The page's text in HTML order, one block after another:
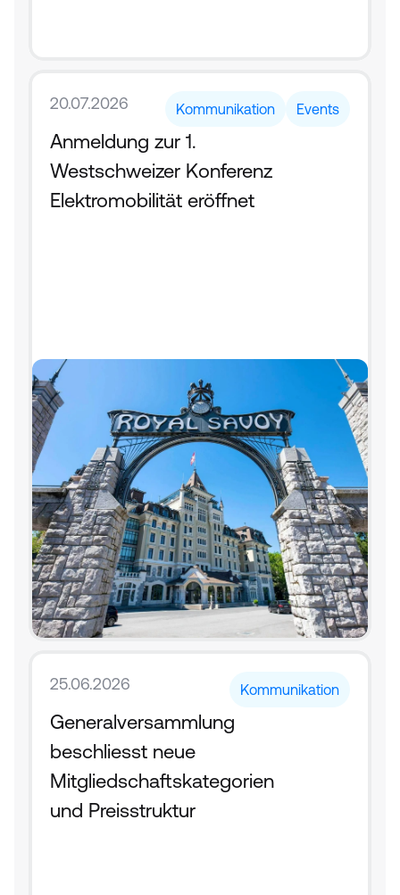
20.07.2026 Kommunikation Events
Anmeldung zur 1.
Westschweizer Konferenz
Elektromobilität eröffnet
25.06.2026 Kommunikation
Generalversammlung
beschliesst neue
Mitgliedschaftskategorien
und Preisstruktur